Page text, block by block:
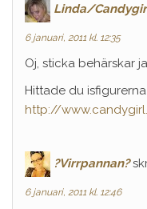
Linda/
6 januari, 2011 kl. 12:35
Oj, sticka behärskar
Hittade du
http://
?Virrpannan?
6 januari, 2011 kl. 12:46